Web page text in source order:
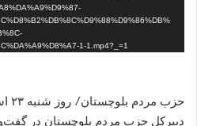
1-1.mp4?_=1
دبیرکل حزب مردم بلوچستان در